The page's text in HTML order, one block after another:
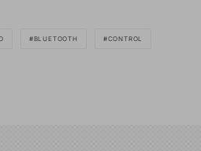
BLUETOOTH CONTROL